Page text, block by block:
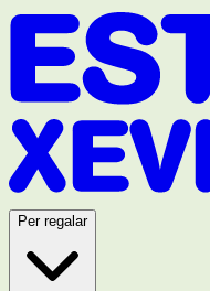
Per regalar